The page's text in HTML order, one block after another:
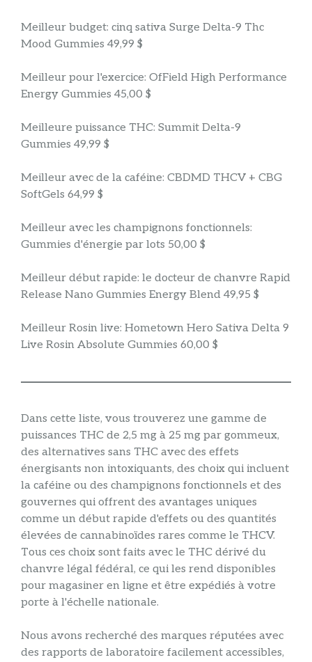
Meilleur budget: cinq sativa Surge Delta-9 Thc
Mood Gummies 49,99 $
Meilleur pour l'exercice: OfField High Performance
Energy Gummies 45,00 $
Meilleure puissance THC: Summit Delta-9
Gummies 49,99 $
Meilleur avec de la caféine: CBDMD THCV + CBG
SoftGels 64,99 $
Meilleur avec les champignons fonctionnels:
Gummies d'énergie par lots 50,00 $
Meilleur début rapide: le docteur de chanvre Rapid
Release Nano Gummies Energy Blend 49,95 $
Meilleur Rosin live: Hometown Hero Sativa Delta 9
Live Rosin Absolute Gummies 60,00 $
Dans cette liste, vous trouverez une gamme de
puissances THC de 2,5 mg à 25 mg par gommeux,
des alternatives sans THC avec des effets
énergisants non intoxiquants, des choix qui incluent
la caféine ou des champignons fonctionnels et des
gouvernes qui offrent des avantages uniques
comme un début rapide d'effets ou des quantités
élevées de cannabinoïdes rares comme le THCV.
Tous ces choix sont faits avec le THC dérivé du
chanvre légal fédéral, ce qui les rend disponibles
pour magasiner en ligne et être expédiés à votre
porte à l'échelle nationale.
Nous avons recherché des marques réputées avec
des rapports de laboratoire facilement accessibles,